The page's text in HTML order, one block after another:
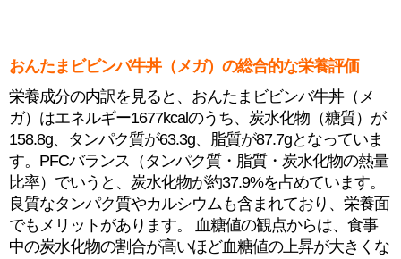
おんたまビビンバ牛丼（メガ）の総合的な栄養評価
栄養成分の内訳を見ると、おんたまビビンバ牛丼（メ
ガ）はエネルギー1677kcalのうち、炭水化物（糖質）が
158.8g、タンパク質が63.3g、脂質が87.7gとなっていま
す。PFCバランス（タンパク質・脂質・炭水化物の熱量
比率）でいうと、炭水化物が約37.9%を占めています。
良質なタンパク質やカルシウムも含まれており、栄養面
でもメリットがあります。 血糖値の観点からは、食事
中の炭水化物の割合が高いほど血糖値の上昇が大きくな